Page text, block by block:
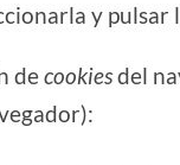
y pulsar
decookiesdel